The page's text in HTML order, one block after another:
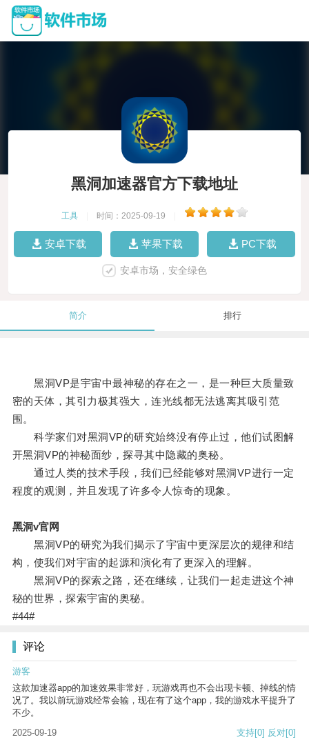
黑洞加速器官方下载地址
工具 时间：2025-09-19
安卓下载 苹果下载 PC下载
安卓市场，安全绿色
简介 排行
黑洞VP是宇宙中最神秘的存在之一，是一种巨大质量致
密的天体，其引力极其强大，连光线都无法逃离其吸引范
围。
科学家们对黑洞VP的研究始终没有停止过，他们试图解
开黑洞VP的神秘面纱，探寻其中隐藏的奥秘。
通过人类的技术手段，我们已经能够对黑洞VP进行一定
程度的观测，并且发现了许多令人惊奇的现象。
黑洞v官网
黑洞VP的研究为我们揭示了宇宙中更深层次的规律和结
构，使我们对宇宙的起源和演化有了更深入的理解。
黑洞VP的探索之路，还在继续，让我们一起走进这个神
秘的世界，探索宇宙的奥秘。
#44#
评论
游客
这款加速器app的加速效果非常好，玩游戏再也不会出现卡顿、掉线的情
况了。我以前玩游戏经常会输，现在有了这个app，我的游戏水平提升了
不少。
2025-09-19
支持[0] 反对[0]